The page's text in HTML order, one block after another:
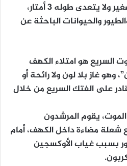
على الرغم من أن الكهف صغير ولا يتعدى طوله 3 أمتار،
والحيوانات الباحثة عن
السريع هو امتلاء الكهف
وهو غاز بلا لون ولا رائحة أو
على الفتك السريع من خلال
يقوم المرشدون
شعلة مضاءة داخل الكهف، أمام
بسبب غياب الأوكسجين